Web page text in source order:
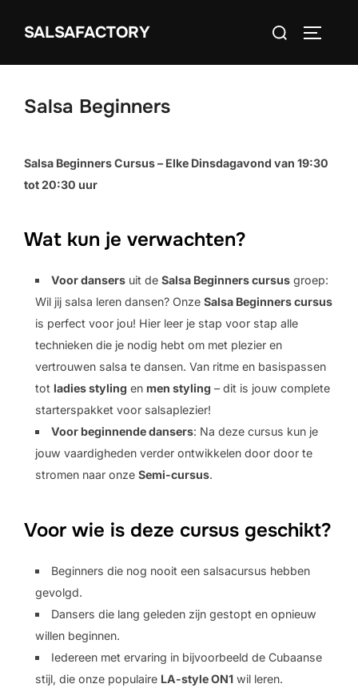
inhoud
SALSAFACTORY
Zoek
naar:
Salsa Beginners
Salsa Beginners Cursus – Elke Dinsdagavond van 19:30
tot 20:30 uur
Wat kun je verwachten?
Voor dansers uit deSalsa Beginners cursus groep:
Wil jij salsa leren dansen? OnzeSalsa Beginners cursus
is perfect voor jou! Hier leer je stap voor stap alle
technieken die je nodig hebt om met plezier en
vertrouwen salsa te dansen. Van ritme en basispassen
tot ladies styling en men styling – dit is jouw complete
starterspakket voor salsaplezier!
Voor beginnende dansers: Na deze cursus kun je
jouw vaardigheden verder ontwikkelen door door te
stromen naar onzeSemi-cursus.
Voor wie is deze cursus geschikt?
Beginners die nog nooit een salsacursus hebben
gevolgd.
Dansers die lang geleden zijn gestopt en opnieuw
willen beginnen.
Iedereen met ervaring in bijvoorbeeld de Cubaanse
stijl, die onze populaire LA-style ON1 wil leren.